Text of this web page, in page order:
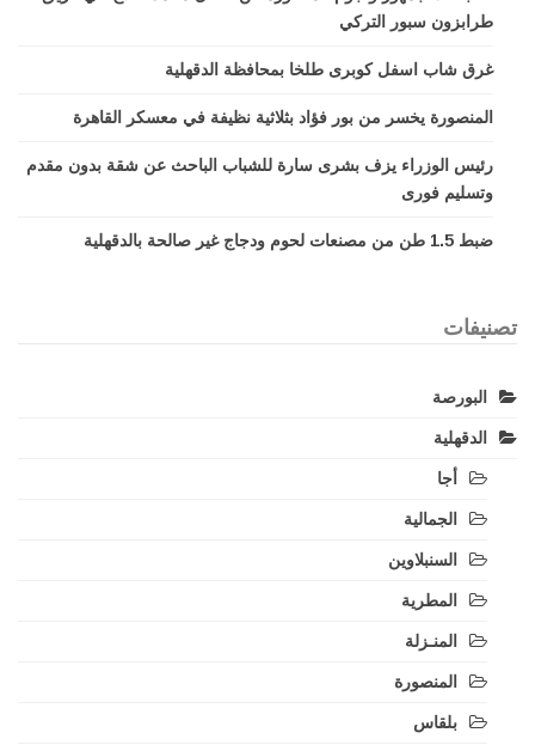
طرابزون سبور التركي
غرق شاب اسفل كوبرى طلخا بمحافظة الدقهلية
المنصورة يخسر من بور فؤاد بثلاثية نظيفة في معسكر القاهرة
رئيس الوزراء يزف بشرى سارة للشباب الباحث عن شقة بدون مقدم
وتسليم فورى
ضبط 1.5 طن من مصنعات لحوم ودجاج غير صالحة بالدقهلية
تصنيفات
البورصة
الدقهلية
أجا
الجمالية
السنبلاوين
المطرية
المنـزلة
المنصورة
بلقاس